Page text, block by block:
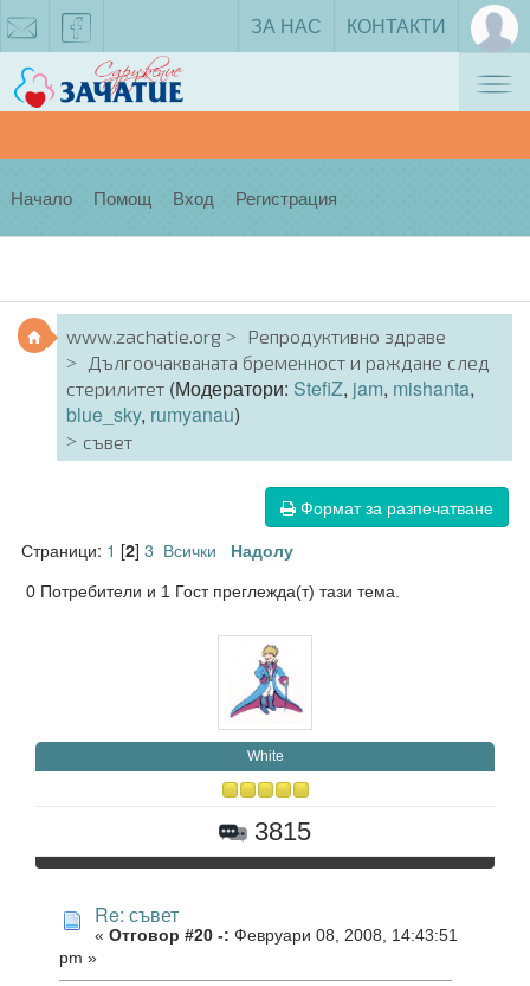
facebook
ЗА НАС КОНТАКТИ
Начало Помощ Вход Регистрация
www.zachatie.org
Репродуктивно здраве
Дългоочакваната бременност и раждане след
стерилитет(Модератори: StefiZ, jam, mishanta,
blue_sky, rumyanau)
съвет
Формат за разпечатване
Страници: 1 [2] 3 Всички Надолу
0 Потребители и 1 Гост преглежда(т) тази тема.
White
3815
Re: съвет
« Отговор #20 -: Февруари 08, 2008, 14:43:51
pm »